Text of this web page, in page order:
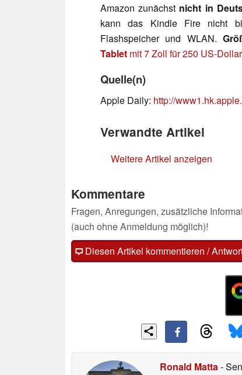
Amazon zunächst nicht in
kann das Kindle Fire nicht
Flashspeicher und WLAN.
Tablet mit 7 Zoll für 250 US-Dollar
Quelle(n)
Apple Daily: http://
Verwandte Artikel
Weitere Artikel anzeigen
Kommentare
Fragen, Anregungen, zusätzliche
(auch ohne Anmeldung möglich)!
Diesen Artikel kommentieren /
Ronald Matta-